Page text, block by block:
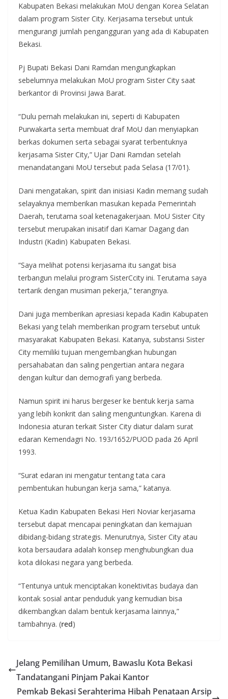
Kabupaten Bekasi melakukan MoU dengan Korea Selatan
dalam program Sister City. Kerjasama tersebut untuk
mengurangi jumlah pengangguran yang ada di Kabupaten
Bekasi.
Pj Bupati Bekasi Dani Ramdan mengungkapkan
sebelumnya melakukan MoU program Sister City saat
berkantor di Provinsi Jawa Barat.
“Dulu pernah melakukan ini, seperti di Kabupaten
Purwakarta serta membuat draf MoU dan menyiapkan
berkas dokumen serta sebagai syarat terbentuknya
kerjasama Sister City,” Ujar Dani Ramdan setelah
menandatangani MoU tersebut pada Selasa (17/01).
Dani mengatakan, spirit dan inisiasi Kadin memang sudah
selayaknya memberikan masukan kepada Pemerintah
Daerah, terutama soal ketenagakerjaan. MoU Sister City
tersebut merupakan inisatif dari Kamar Dagang dan
Industri (Kadin) Kabupaten Bekasi.
“Saya melihat potensi kerjasama itu sangat bisa
terbangun melalui program SisterCcity ini. Terutama saya
tertarik dengan musiman pekerja,” terangnya.
Dani juga memberikan apresiasi kepada Kadin Kabupaten
Bekasi yang telah memberikan program tersebut untuk
masyarakat Kabupaten Bekasi. Katanya, substansi Sister
City memiliki tujuan mengembangkan hubungan
persahabatan dan saling pengertian antara negara
dengan kultur dan demografi yang berbeda.
Namun spirit ini harus bergeser ke bentuk kerja sama
yang lebih konkrit dan saling menguntungkan. Karena di
Indonesia aturan terkait Sister City diatur dalam surat
edaran Kemendagri No. 193/1652/PUOD pada 26 April
1993.
“Surat edaran ini mengatur tentang tata cara
pembentukan hubungan kerja sama,” katanya.
Ketua Kadin Kabupaten Bekasi Heri Noviar kerjasama
tersebut dapat mencapai peningkatan dan kemajuan
dibidang-bidang strategis. Menurutnya, Sister City atau
kota bersaudara adalah konsep menghubungkan dua
kota dilokasi negara yang berbeda.
“Tentunya untuk menciptakan konektivitas budaya dan
kontak sosial antar penduduk yang kemudian bisa
dikembangkan dalam bentuk kerjasama lainnya,”
tambahnya. (red)
Jelang Pemilihan Umum, Bawaslu Kota Bekasi
Tandatangani Pinjam Pakai Kantor
Pemkab Bekasi Serahterima Hibah Penataan Arsip